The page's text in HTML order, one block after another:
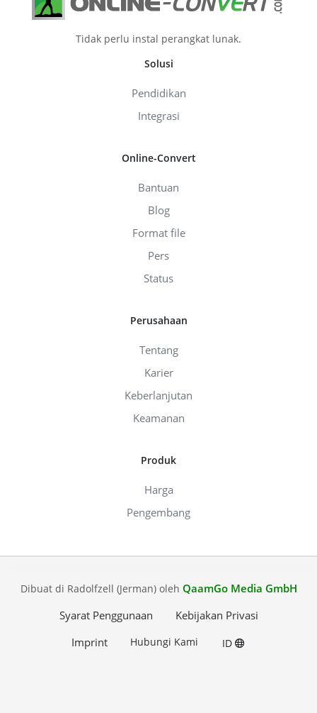
Tidak perlu instal perangkat lunak.
Solusi
Pendidikan
Integrasi
Online-Convert
Bantuan
Blog
Format file
Pers
Status
Perusahaan
Tentang
Karier
Keberlanjutan
Keamanan
Produk
Harga
Pengembang
Dibuat di Radolfzell (Jerman) oleh QaamGo Media GmbH
Syarat Penggunaan
Kebijakan Privasi
Imprint
Hubungi Kami ID